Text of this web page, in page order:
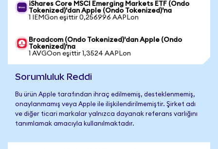
iShares Core MSCI Emerging Markets ETF (Ondo
Tokenized)'dan Apple (Ondo Tokenized)'na
1 IEMGon eşittir 0,256996 AAPLon
Broadcom (Ondo Tokenized)'dan Apple (Ondo
Tokenized)'na
1 AVGOon eşittir 1,3524 AAPLon
Sorumluluk Reddi
Bu ürün Apple tarafından ihraç edilmemiş, desteklenmemiş,
onaylanmamış veya Apple ile ilişkilendirilmemiştir. Şirket adı
ve diğer ticari markalar yalnızca dayanak referans varlığını
tanımlamak amacıyla kullanılmaktadır.